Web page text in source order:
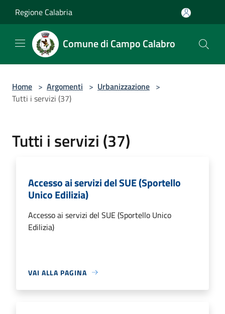
Regione Calabria
Comune di Campo Calabro
Home > Argomenti > Urbanizzazione >
Tutti i servizi (37)
Tutti i servizi (37)
Accesso ai servizi del SUE (Sportello
Unico Edilizia)
Accesso ai servizi del SUE (Sportello Unico
Edilizia)
VAI ALLA PAGINA